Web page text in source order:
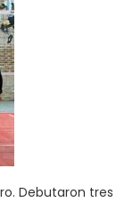
Debutaron tres